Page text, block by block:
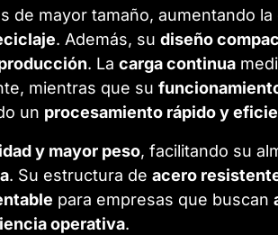
de mayor tamaño, aumentando
. Además, su diseño
. La carga continua
mientras que su
un procesamiento rápido y
y mayor peso, facilitando su
. Su estructura de acero
para empresas que buscan
operativa.